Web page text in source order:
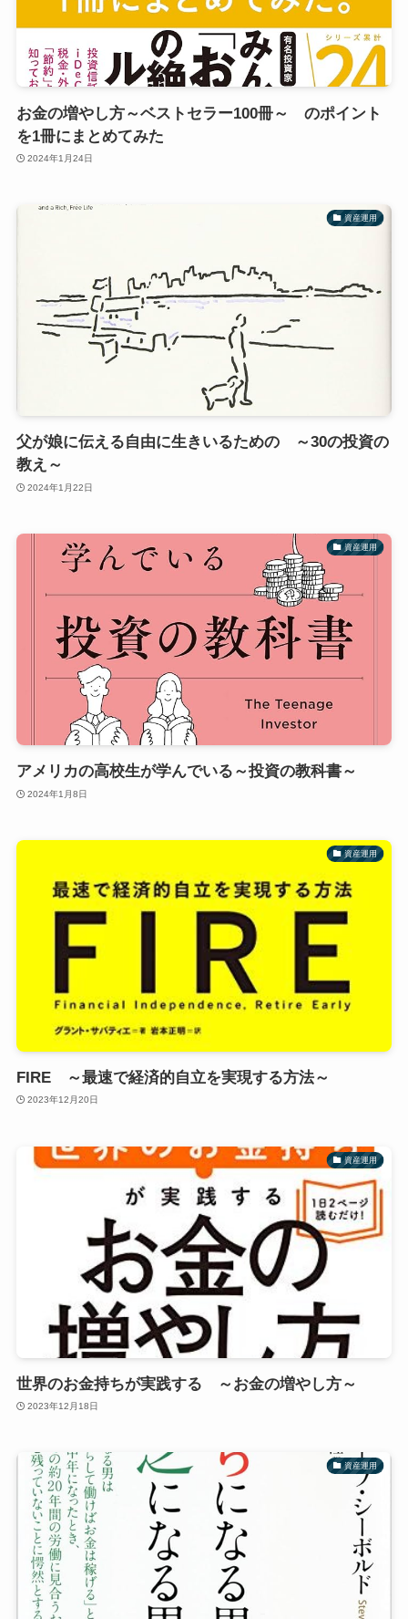
お金の増やし方～ベストセラー100冊～ のポイント
を1冊にまとめてみた
2024年1月24日
資産運用
父が娘に伝える自由に生きいるための ～30の投資の
教え～
2024年1月22日
資産運用
アメリカの高校生が学んでいる～投資の教科書～
2024年1月8日
資産運用
FIRE ～最速で経済的自立を実現する方法～
2023年12月20日
資産運用
世界のお金持ちが実践する ～お金の増やし方～
2023年12月18日
資産運用